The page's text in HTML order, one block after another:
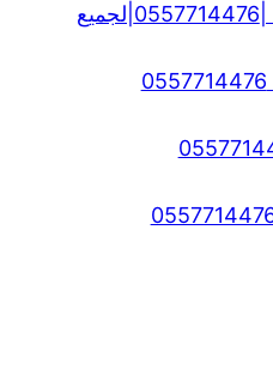
كهربائي في الشارقة |0557714476|لجميع